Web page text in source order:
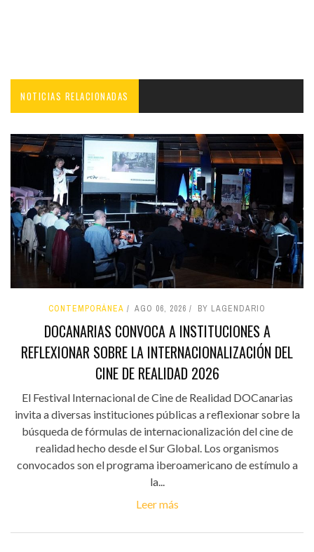
NOTICIAS RELACIONADAS
CONTEMPORÁNEA AGO 06, 2026 BY LAGENDARIO
DOCANARIAS CONVOCA A INSTITUCIONES A
REFLEXIONAR SOBRE LA INTERNACIONALIZACIÓN DEL
CINE DE REALIDAD 2026
El Festival Internacional de Cine de Realidad DOCanarias
invita a diversas instituciones públicas a reflexionar sobre la
búsqueda de fórmulas de internacionalización del cine de
realidad hecho desde el Sur Global. Los organismos
convocados son el programa iberoamericano de estímulo a
la...
Leer más